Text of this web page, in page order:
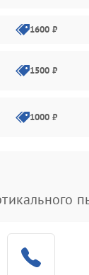
1600 ₽
1500 ₽
1000 ₽
500 ₽